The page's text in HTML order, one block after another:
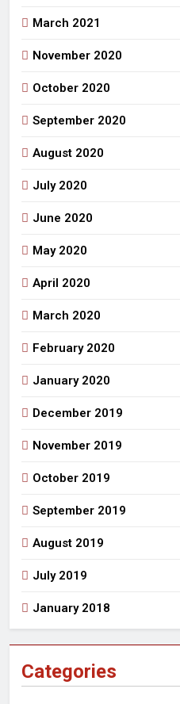
March 2021
November 2020
October 2020
September 2020
August 2020
July 2020
June 2020
May 2020
April 2020
March 2020
February 2020
January 2020
December 2019
November 2019
October 2019
September 2019
August 2019
July 2019
January 2018
Categories